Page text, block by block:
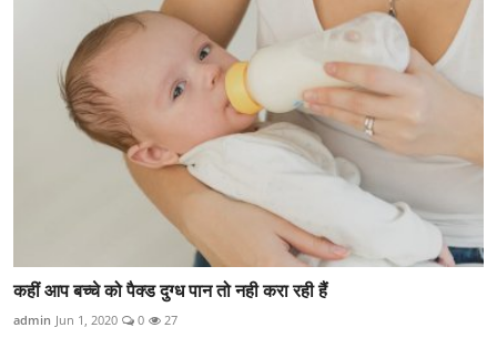
कहीं आप बच्चे को पैक्ड दुग्ध पान तो नही करा रही हैं
admin Jun 1, 2020 0 27